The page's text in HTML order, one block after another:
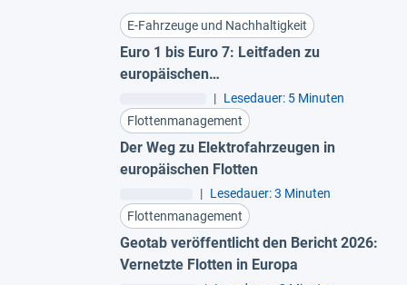
E-Fahrzeuge und Nachhaltigkeit
Euro 1 bis Euro 7: Leitfaden zu
europäischen
Fahrzeugemissionsnormen
| Lesedauer: 5 Minuten
Flottenmanagement
Der Weg zu Elektrofahrzeugen in
europäischen Flotten
| Lesedauer: 3 Minuten
Flottenmanagement
Geotab veröffentlicht den Bericht 2026:
Vernetzte Flotten in Europa